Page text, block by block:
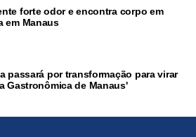
forte odor e encontra corpo em
em Manaus
passará por transformação para virar
Gastronômica de Manaus'